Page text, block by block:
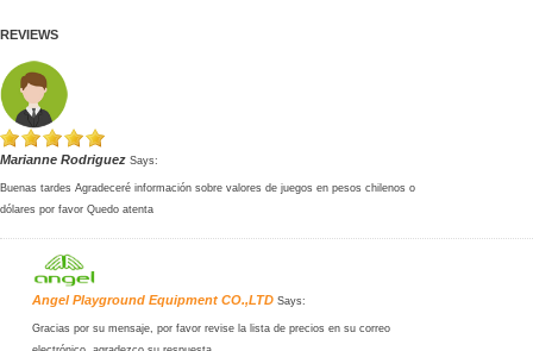
REVIEWS
Marianne Rodriguez Says:
Buenas tardes Agradeceré información sobre valores de juegos en pesos chilenos o
dólares por favor Quedo atenta
Angel Playground Equipment CO.,LTD Says:
Gracias por su mensaje, por favor revise la lista de precios en su correo